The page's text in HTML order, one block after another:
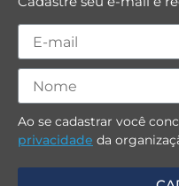
Ao se cadastrar você
privacidade da